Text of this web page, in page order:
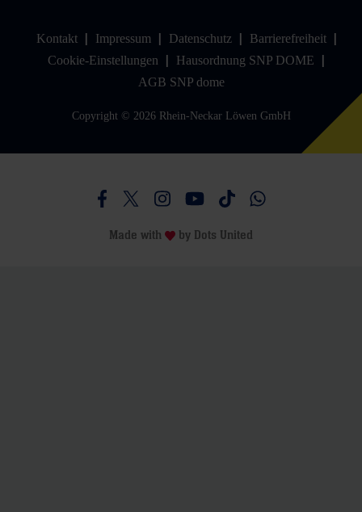
Kontakt Impressum Datenschutz
Barrierefreiheit
Cookie-Einstellungen
Hausordnung SNP DOME
AGB SNP dome
Copyright © 2026 Rhein-Neckar Löwen GmbH
Besucht uns auf Facebook
Besucht uns auf Twitter
Besucht uns auf Instagram
Besucht uns auf Youtube
Besucht uns auf
Besucht uns auf
Made with by Dots United